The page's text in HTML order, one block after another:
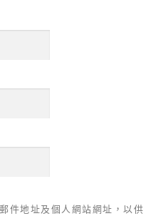
件地址及個人網站網址，以供